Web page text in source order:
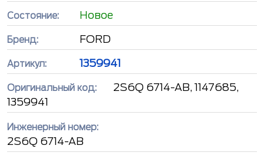
Состояние: Новое
Бренд: FORD
Артикул: 1359941
Оригинальный код:
2S6Q 6714-AB, 1147685,
1359941
Инженерный номер:
2S6Q 6714-AB